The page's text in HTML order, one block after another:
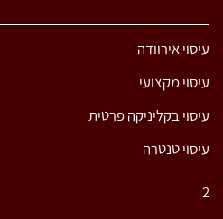
עיסוי אירוודה
עיסוי מקצועי
עיסוי בקליניקה פרטית
עיסוי טנטרה
2